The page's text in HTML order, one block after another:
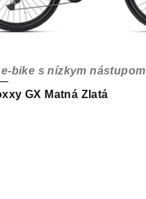
GX Matná Zlatá
bike s nízkym nástupom